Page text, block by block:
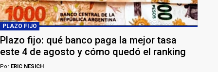
PLAZO FIJO
Plazo fijo: qué banco paga la mejor tasa
este 4 de agosto y cómo quedó el ranking
Por ERIC NESICH